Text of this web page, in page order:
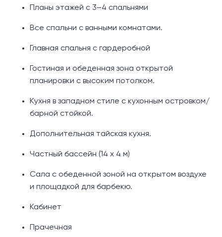
Планы этажей с 3–4 спальнями
Все спальни с ванными комнатами.
Главная спальня с гардеробной
Гостиная и обеденная зона открытой
планировки с высоким потолком.
Кухня в западном стиле с кухонным островком/
барной стойкой.
Дополнительная тайская кухня.
Частный бассейн (14 х 4 м)
Сала с обеденной зоной на открытом воздухе
и площадкой для барбекю.
Кабинет
Прачечная